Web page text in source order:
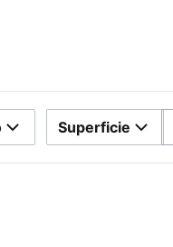
Superficie